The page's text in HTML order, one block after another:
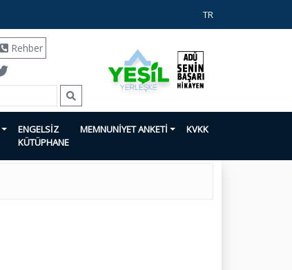
TR
Rehber
ENGELSİZ
KÜTÜPHANE
MEMNUNİYET ANKETİ KVKK